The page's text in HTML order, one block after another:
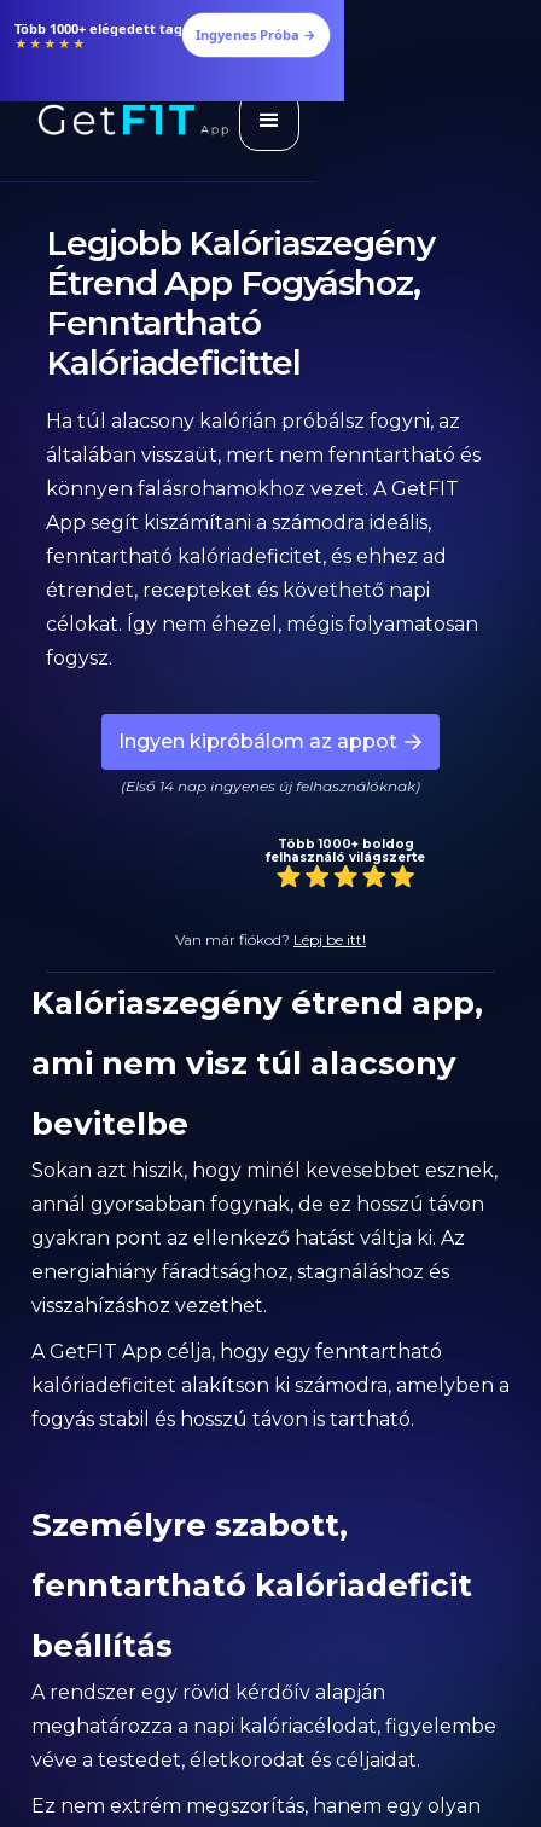
Több 1000+ elégedett tag
★★★★★ Ingyenes Próba →
Legjobb Kalóriaszegény
Étrend App Fogyáshoz,
Fenntartható
Kalóriadeficittel
Ha túl alacsony kalórián próbálsz fogyni, az
általában visszaüt, mert nem fenntartható és
könnyen falásrohamokhoz vezet. A GetFIT
App segít kiszámítani a számodra ideális,
fenntartható kalóriadeficitet, és ehhez ad
étrendet, recepteket és követhető napi
célokat. Így nem éhezel, mégis folyamatosan
fogysz.
Ingyen kipróbálom az appot
(Első 14 nap ingyenes új felhasználóknak)
Több 1000+ boldog
felhasználó világszerte
Van már fiókod? Lépj be itt!
Kalóriaszegény étrend app,
ami nem visz túl alacsony
bevitelbe
Sokan azt hiszik, hogy minél kevesebbet esznek,
annál gyorsabban fogynak, de ez hosszú távon
gyakran pont az ellenkező hatást váltja ki. Az
energiahiány fáradtsághoz, stagnáláshoz és
visszahízáshoz vezethet.
A GetFIT App célja, hogy egy fenntartható
kalóriadeficitet alakítson ki számodra, amelyben a
fogyás stabil és hosszú távon is tartható.
Személyre szabott,
fenntartható kalóriadeficit
beállítás
A rendszer egy rövid kérdőív alapján
meghatározza a napi kalóriacélodat, figyelembe
véve a testedet, életkorodat és céljaidat.
Ez nem extrém megszorítás, hanem egy olyan